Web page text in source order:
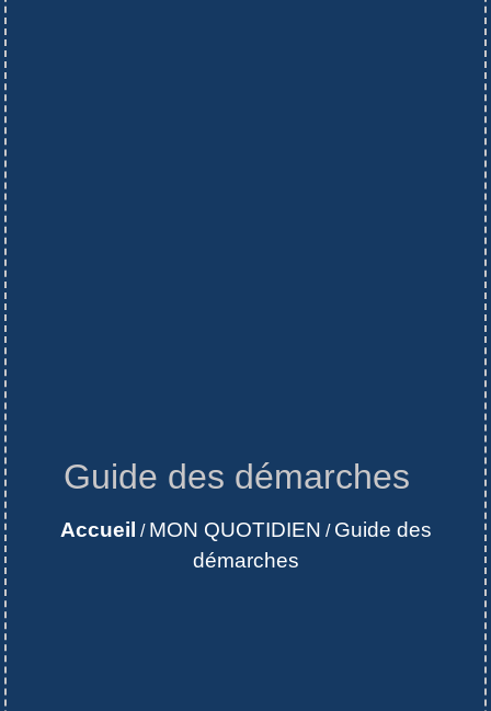
Guide des démarches
Accueil / MON QUOTIDIEN / Guide des
démarches